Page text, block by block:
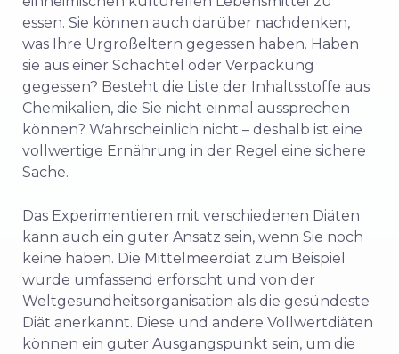
essen. Sie können auch darüber nachdenken,
was Ihre Urgroßeltern gegessen haben. Haben
sie aus einer Schachtel oder Verpackung
gegessen? Besteht die Liste der Inhaltsstoffe aus
Chemikalien, die Sie nicht einmal aussprechen
können? Wahrscheinlich nicht – deshalb ist eine
vollwertige Ernährung in der Regel eine sichere
Sache.
Das Experimentieren mit verschiedenen Diäten
kann auch ein guter Ansatz sein, wenn Sie noch
keine haben. Die Mittelmeerdiät zum Beispiel
wurde umfassend erforscht und von der
Weltgesundheitsorganisation als die gesündeste
Diät anerkannt. Diese und andere Vollwertdiäten
können ein guter Ausgangspunkt sein, um die